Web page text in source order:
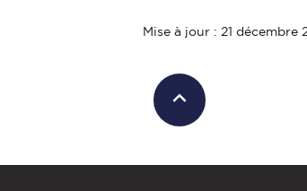
Mise à jour : 21 décembre